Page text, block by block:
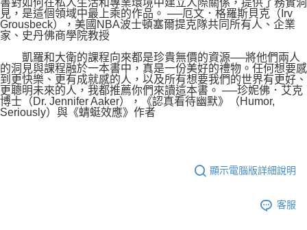
見，是這個領域中最上乘的作品。 ──厄文．格羅斯貝克（Irv
Grousbeck），美國NBA波士頓塞爾提克隊共同所有人、企業
家、史丹佛商學院教授
凱羅和大衛的課程向來都是珍貴無價的資源──將他們兩人
的洞見與課程融於一本書中，真是一份美好的禮物。任何想要感
到更快樂、更有成就感的人，以及所有想要我們的世界有更好、
更聰明未來的人，我都推薦你們來讀這本書。 ──珍妮佛．艾克
博士（Dr. Jennifer Aaker），《認真看待幽默》（Humor,
Seriously）與《蜻蜓效應》作者
顯示電腦版詳細說明
客服